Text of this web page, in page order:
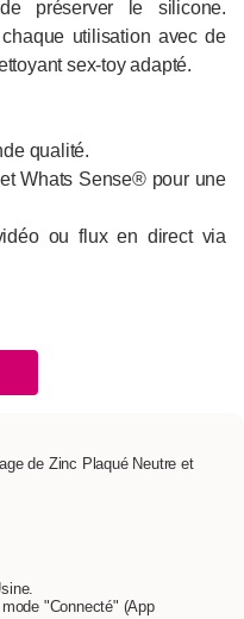
préserver le silicone.
utilisation avec de
sex-toy adapté.
qualité.
Whats Sense® pour une
ou flux en direct via
de Zinc Plaqué Neutre et
"Connecté" (App